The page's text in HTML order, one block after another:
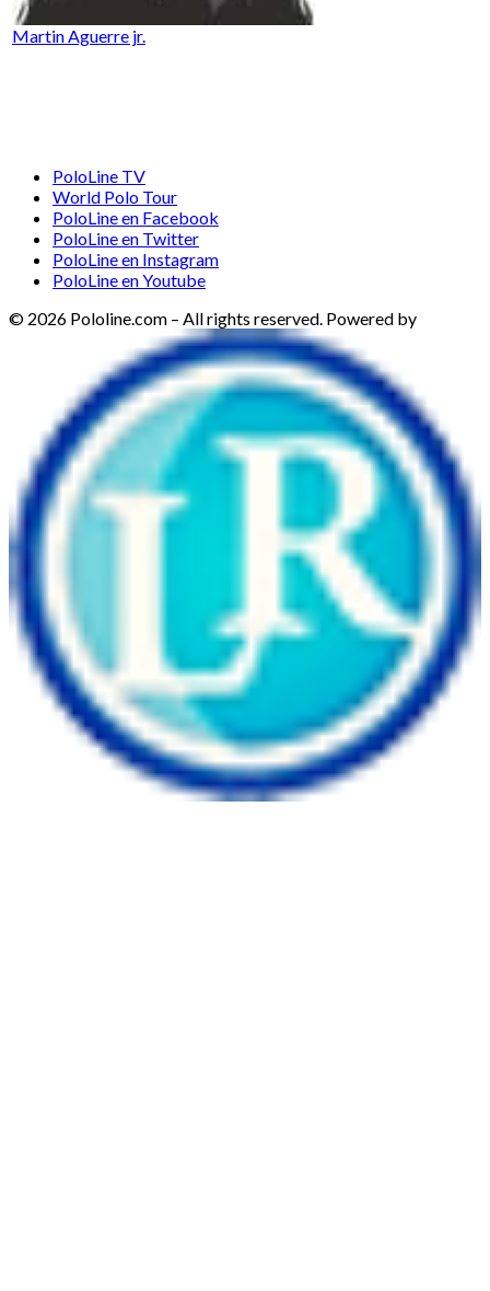
Martin Aguerre jr.
PoloLine TV
World Polo Tour
PoloLine en Facebook
PoloLine en Twitter
PoloLine en Instagram
PoloLine en Youtube
© 2026 Pololine.com – All rights reserved. Powered by